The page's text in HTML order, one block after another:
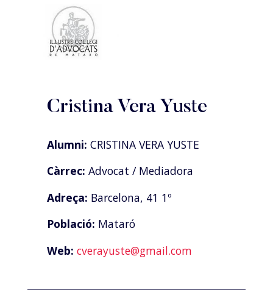
Cristina Vera Yuste
Alumni: CRISTINA VERA YUSTE
Càrrec: Advocat / Mediadora
Adreça: Barcelona, 41 1º
Població: Mataró
Web: cverayuste@gmail.com